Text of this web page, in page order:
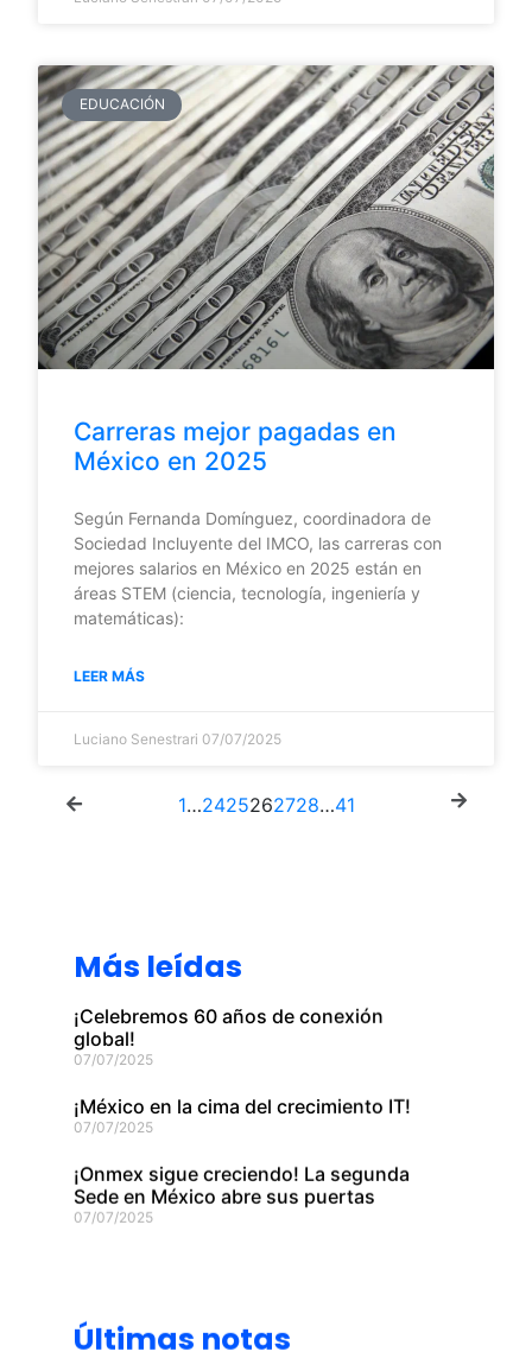
EDUCACIÓN
Carreras mejor pagadas en
México en 2025
Según Fernanda Domínguez, coordinadora de
Sociedad Incluyente del IMCO, las carreras con
mejores salarios en México en 2025 están en
áreas STEM (ciencia, tecnología, ingeniería y
matemáticas):
LEER MÁS
Luciano Senestrari 07/07/2025
1…2425262728…41
Más leídas
¡Celebremos 60 años de conexión
global!
07/07/2025
¡México en la cima del crecimiento IT!
07/07/2025
¡Onmex sigue creciendo! La segunda
Sede en México abre sus puertas
07/07/2025
Últimas notas